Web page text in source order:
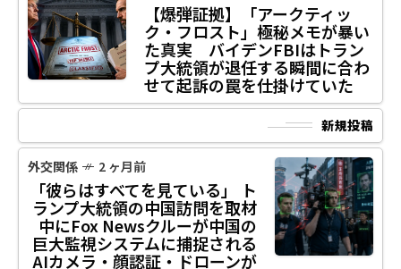
【爆弾証拠】「アークティッ
ク・フロスト」極秘メモが暴い
た真実 バイデンFBIはトラン
プ大統領が退任する瞬間に合わ
せて起訴の罠を仕掛けていた
新規投稿
外交関係 2 ヶ月前
「彼らはすべてを見ている」 ト
ランプ大統領の中国訪問を取材
中にFox Newsクルーが中国の
巨大監視システムに捕捉される
AIカメラ・顔認証・ドローンが